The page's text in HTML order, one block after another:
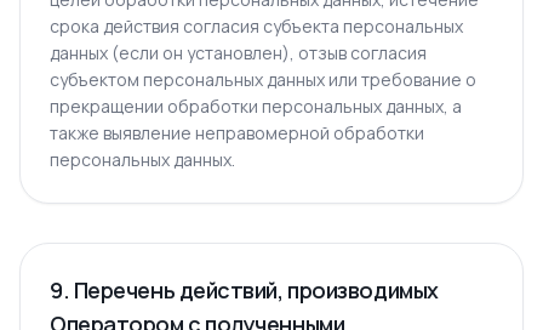
срока действия согласия субъекта персональных
данных (если он установлен), отзыв согласия
субъектом персональных данных или требование о
прекращении обработки персональных данных, а
также выявление неправомерной обработки
персональных данных.
9. Перечень действий, производимых
Оператором с полученными